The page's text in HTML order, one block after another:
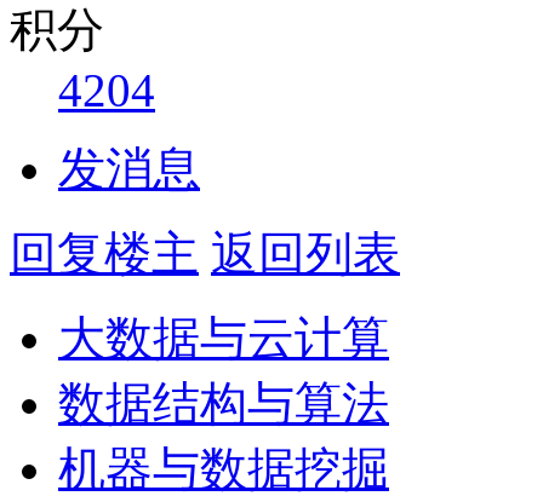
积分
4204
发消息
回复楼主 返回列表
大数据与云计算
数据结构与算法
机器与数据挖掘